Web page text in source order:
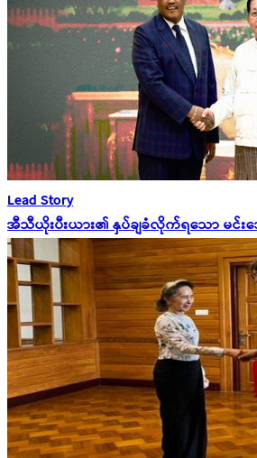
Lead Story
အီသီယိုးပီးယား၏ နှပ်ချခံလိုက်ရသော မင်း